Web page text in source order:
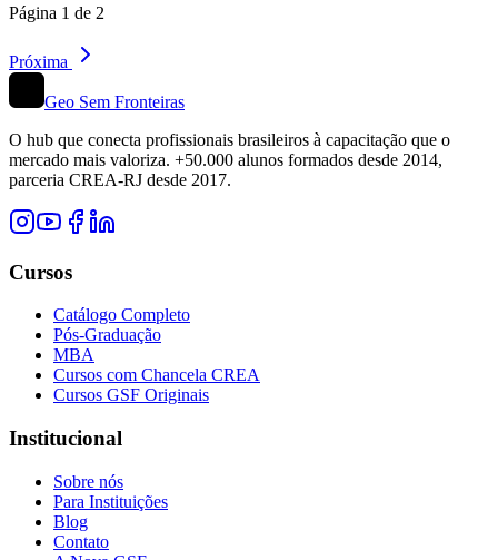
Página 1 de 2
Próxima
Geo Sem Fronteiras
O hub que conecta profissionais brasileiros à capacitação que o
mercado mais valoriza. +50.000 alunos formados desde 2014,
parceria CREA-RJ desde 2017.
Cursos
Catálogo Completo
Pós-Graduação
MBA
Cursos com Chancela CREA
Cursos GSF Originais
Institucional
Sobre nós
Para Instituições
Blog
Contato